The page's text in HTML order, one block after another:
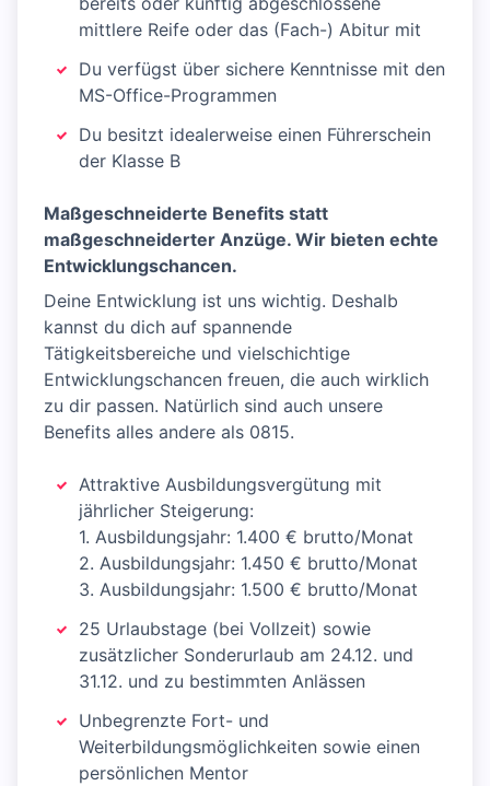
mittlere Reife oder das (Fach-) Abitur mit
Du verfügst über sichere Kenntnisse mit den
MS-Office-Programmen
Du besitzt idealerweise einen Führerschein
der Klasse B
Maßgeschneiderte Benefits statt
maßgeschneiderter Anzüge. Wir bieten echte
Entwicklungschancen.
Deine Entwicklung ist uns wichtig. Deshalb
kannst du dich auf spannende
Tätigkeitsbereiche und vielschichtige
Entwicklungschancen freuen, die auch wirklich
zu dir passen. Natürlich sind auch unsere
Benefits alles andere als 0815.
Attraktive Ausbildungsvergütung mit
jährlicher Steigerung:
1. Ausbildungsjahr: 1.400 € brutto/Monat
2. Ausbildungsjahr: 1.450 € brutto/Monat
3. Ausbildungsjahr: 1.500 € brutto/Monat
25 Urlaubstage (bei Vollzeit) sowie
zusätzlicher Sonderurlaub am 24.12. und
31.12. und zu bestimmten Anlässen
Unbegrenzte Fort- und
Weiterbildungsmöglichkeiten sowie einen
persönlichen Mentor